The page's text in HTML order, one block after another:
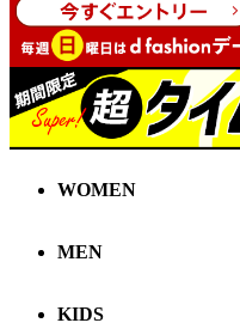
WOMEN
MEN
KIDS